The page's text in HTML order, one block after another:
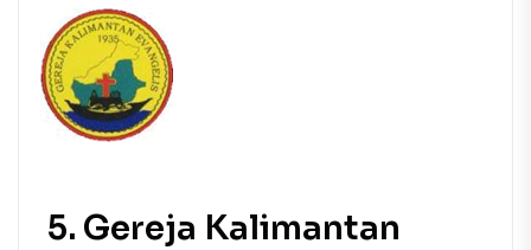
5. Gereja Kalimantan